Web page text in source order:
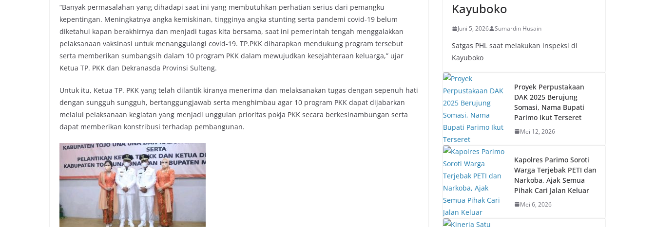
“Banyak permasalahan yang dihadapi saat ini yang membutuhkan perhatian serius dari pemangku
kepentingan. Meningkatnya angka kemiskinan, tingginya angka stunting serta pandemi covid-19 belum
diketahui kapan berakhirnya dan menjadi tugas kita bersama, saat ini pemerintah tengah menggalakkan
pelaksanaan vaksinasi untuk menanggulangi covid-19. TP.PKK diharapkan mendukung program tersebut
serta memberikan sumbangsih dalam 10 program PKK dalam mewujudkan kesejahteraan keluarga,” ujar
Ketua TP. PKK dan Dekranasda Provinsi Sulteng.
Untuk itu, Ketua TP. PKK yang telah dilantik kiranya menerima dan melaksanakan tugas dengan sepenuh hati
dengan sungguh sungguh, bertanggungjawab serta menghimbau agar 10 program PKK dapat dijabarkan
melalui pelaksanaan kegiatan yang menjadi unggulan prioritas pokja PKK secara berkesinambungan serta
dapat memberikan konstribusi terhadap pembangunan.
Kayuboko
Juni 5, 2026 Sumardin Husain
Satgas PHL saat melakukan inspeksi di
Kayuboko
Proyek Perpustakaan
DAK 2025 Berujung
Somasi, Nama Bupati
Parimo Ikut Terseret
Mei 12, 2026
Kapolres Parimo Soroti
Warga Terjebak PETI dan
Narkoba, Ajak Semua
Pihak Cari Jalan Keluar
Mei 6, 2026